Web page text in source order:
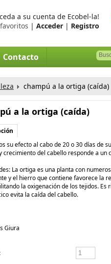
a su cuenta de Ecobel-la!
| Acceder | Registro
Contacto
champú a la ortiga (caída)
a la ortiga (caída)
su efecto al cabo de 20 o 30 días de
crecimiento del cabello responde a un
La ortiga es una planta con
y el hierro que contiene favorece la
la oxigenación de los tejidos. Es
evita la caída del cabello.
Giura